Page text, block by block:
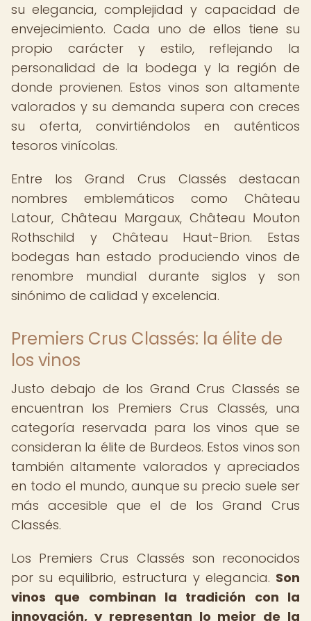
su elegancia, complejidad y capacidad de
envejecimiento. Cada uno de ellos tiene su
propio carácter y estilo, reflejando la
personalidad de la bodega y la región de
donde provienen. Estos vinos son altamente
valorados y su demanda supera con creces
su oferta, convirtiéndolos en auténticos
tesoros vinícolas.
Entre los Grand Crus Classés destacan
nombres emblemáticos como Château
Latour, Château Margaux, Château Mouton
Rothschild y Château Haut-Brion. Estas
bodegas han estado produciendo vinos de
renombre mundial durante siglos y son
sinónimo de calidad y excelencia.
Premiers Crus Classés: la élite de
los vinos
Justo debajo de los Grand Crus Classés se
encuentran los Premiers Crus Classés, una
categoría reservada para los vinos que se
consideran la élite de Burdeos. Estos vinos son
también altamente valorados y apreciados
en todo el mundo, aunque su precio suele ser
más accesible que el de los Grand Crus
Classés.
Los Premiers Crus Classés son reconocidos
por su equilibrio, estructura y elegancia. Son
vinos que combinan la tradición con la
innovación, y representan lo mejor de la